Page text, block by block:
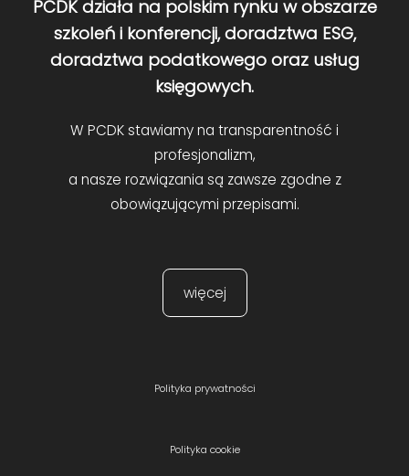
PCDK działa na polskim rynku w obszarze
szkoleń i konferencji, doradztwa ESG,
doradztwa podatkowego oraz usług
księgowych.
W PCDK stawiamy na transparentność i
profesjonalizm,
a nasze rozwiązania są zawsze zgodne z
obowiązującymi przepisami.
więcej
Polityka prywatności
Polityka cookie